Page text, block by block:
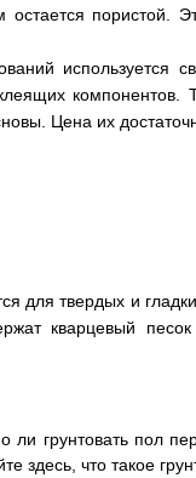
пористой.
используется
компонентов.
Цена их
для твердых и
кварцевый
ли грунтовать пол
здесь, что такое